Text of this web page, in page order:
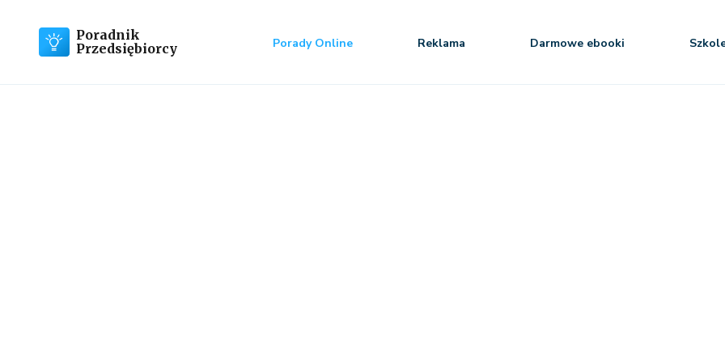
Poradnik
Przedsiębiorcy
Porady Online Reklama Darmowe ebooki